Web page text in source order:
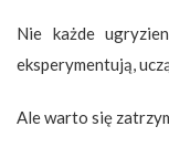
Nie każde
eksperymentują,
Ale warto się